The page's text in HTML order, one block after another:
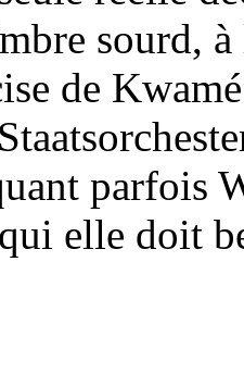
sourd,
de
parfois
elle doit